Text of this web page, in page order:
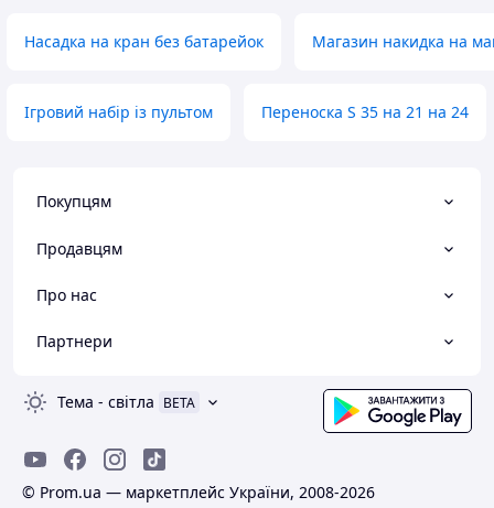
Насадка на кран без батарейок Магазин накидка на
Ігровий набір із пультом Переноска S 35 на 21 на 24
Покупцям
Продавцям
Про нас
Партнери
Тема - світла BETA
© Prom.ua — маркетплейс України, 2008-2026